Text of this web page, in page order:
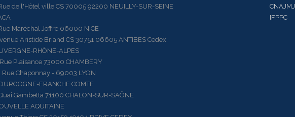
l'Hôtel ville CS 70005 92200 NEUILLY-SUR-SEINE
Maréchal Joffre 06000 NICE
Aristide Briand CS 30751 06605 ANTIBES Cedex
RHÔNE-ALPES
73000 CHAMBERY
Chaponnay - 69003 LYON
FRANCHE COMTE
Gambetta 71100 CHALON-SUR-SAÔNE
AQUITAINE
CNAJMJ
IFPPC